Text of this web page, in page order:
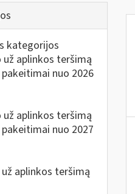
kategorijos
už aplinkos teršimą
nuo 2026
už aplinkos teršimą
nuo 2027
aplinkos teršimą